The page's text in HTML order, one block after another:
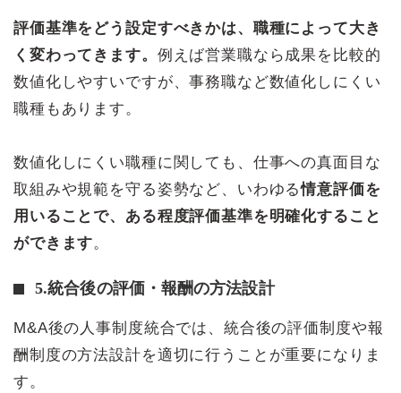
評価基準をどう設定すべきかは、職種によって大き
く変わってきます。 例えば営業職なら成果を比較的
数値化しやすいですが、事務職など数値化しにくい
職種もあります。
数値化しにくい職種に関しても、仕事への真面目な
取組みや規範を守る姿勢など、いわゆる情意評価を
用いることで、ある程度評価基準を明確化すること
ができます。
5.統合後の評価・報酬の方法設計
M&A後の人事制度統合では、統合後の評価制度や報
酬制度の方法設計を適切に行うことが重要になりま
す。